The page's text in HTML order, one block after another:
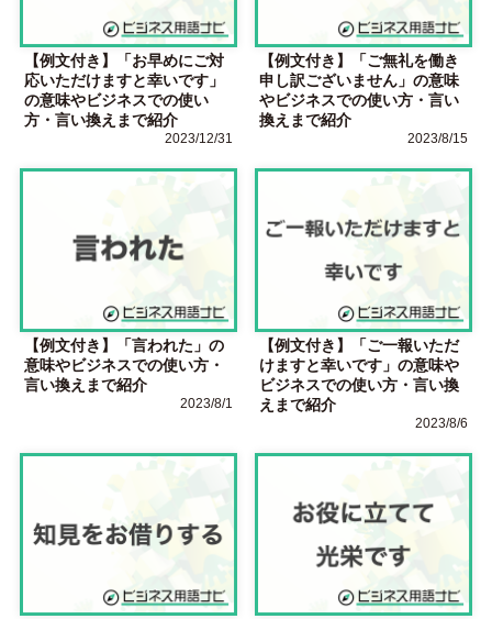
【例文付き】「お早めにご対
応いただけますと幸いです」
の意味やビジネスでの使い
方・言い換えまで紹介
2023/12/31
【例文付き】「ご無礼を働き
申し訳ございません」の意味
やビジネスでの使い方・言い
換えまで紹介
2023/8/15
【例文付き】「言われた」の
意味やビジネスでの使い方・
言い換えまで紹介
2023/8/1
【例文付き】「ご一報いただ
けますと幸いです」の意味や
ビジネスでの使い方・言い換
えまで紹介
2023/8/6